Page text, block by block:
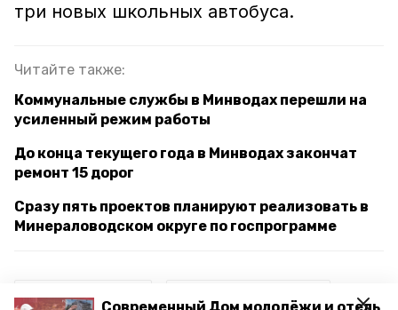
три новых школьных автобуса.
Читайте также:
Коммунальные службы в Минводах перешли на
усиленный режим работы
До конца текущего года в Минводах закончат
ремонт 15 дорог
Сразу пять проектов планируют реализовать в
Минераловодском округе по госпрограмме